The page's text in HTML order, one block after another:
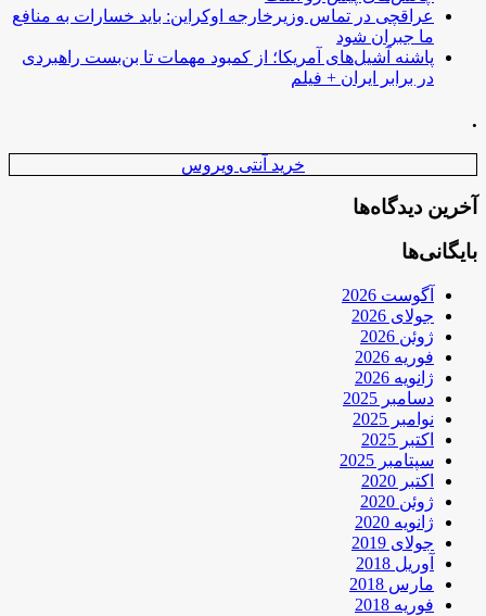
عراقچی در تماس وزیرخارجه اوکراین: باید خسارات به منافع
ما جبران شود
پاشنه آشیل‌های آمریکا؛ از کمبود مهمات تا بن‌بست راهبردی
در برابر ایران + فیلم
.
خرید آنتی ویروس
آخرین دیدگاه‌ها
بایگانی‌ها
آگوست 2026
جولای 2026
ژوئن 2026
فوریه 2026
ژانویه 2026
دسامبر 2025
نوامبر 2025
اکتبر 2025
سپتامبر 2025
اکتبر 2020
ژوئن 2020
ژانویه 2020
جولای 2019
آوریل 2018
مارس 2018
فوریه 2018